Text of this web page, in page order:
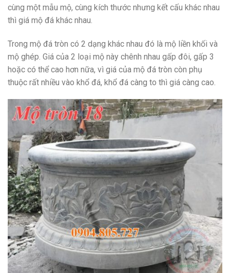
cùng một mẫu mộ, cùng kích thước nhưng kết cấu khác nhau
thì giá mộ đá khác nhau.
Trong mộ đá tròn có 2 dạng khác nhau đó là mộ liền khối và
mộ ghép. Giá của 2 loại mộ này chênh nhau gấp đôi, gấp 3
hoặc có thể cao hơn nữa, vì giá của mộ đá tròn còn phụ
thuộc rất nhiều vào khổ đá, khổ đá càng to thì giá càng cao.